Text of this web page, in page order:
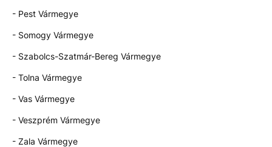
- Pest Vármegye
- Somogy Vármegye
- Szabolcs-Szatmár-Bereg Vármegye
- Tolna Vármegye
- Vas Vármegye
- Veszprém Vármegye
- Zala Vármegye